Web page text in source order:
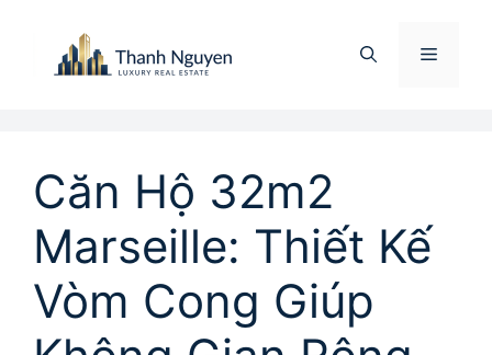
Menu
Căn Hộ 32m2
Marseille: Thiết Kế
Vòm Cong Giúp